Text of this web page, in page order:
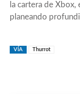
la cartera de
planeando
VÍA Thurrot